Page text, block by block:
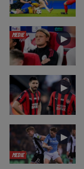
MEDIE ►
►
MEDIE
►